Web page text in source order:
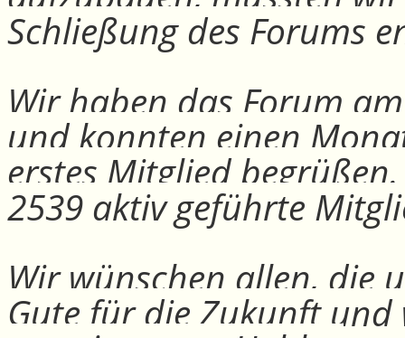
Schließung des Forums
Wir haben das Forum
und konnten einen
erstes Mitglied
2539 aktiv geführte
Wir wünschen allen, die
Gute für die Zukunft